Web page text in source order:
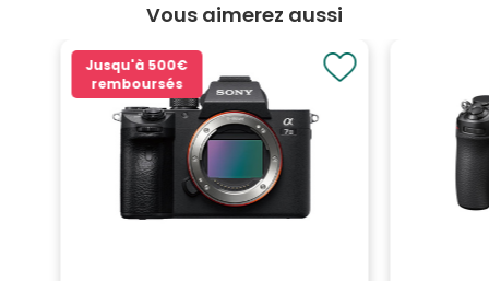
Vous aimerez aussi
Jusqu'à 500€
remboursés